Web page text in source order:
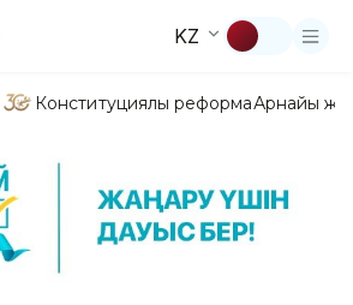
KZ
Конституциялық реформаАрнайы